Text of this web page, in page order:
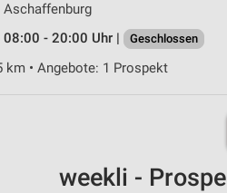
Aschaffenburg
08:00 - 20:00 Uhr |
Geschlossen
km • Angebote: 1 Prospekt
weekli -